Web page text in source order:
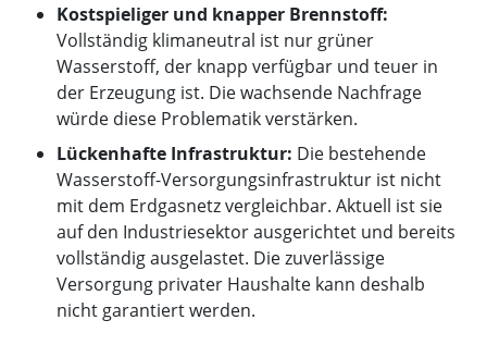
Kostspieliger und knapper Brennstoff:
Vollständig klimaneutral ist nur grüner
Wasserstoff, der knapp verfügbar und teuer in
der Erzeugung ist. Die wachsende Nachfrage
würde diese Problematik verstärken.
Lückenhafte Infrastruktur: Die bestehende
Wasserstoff-Versorgungsinfrastruktur ist nicht
mit dem Erdgasnetz vergleichbar. Aktuell ist sie
auf den Industriesektor ausgerichtet und bereits
vollständig ausgelastet. Die zuverlässige
Versorgung privater Haushalte kann deshalb
nicht garantiert werden.